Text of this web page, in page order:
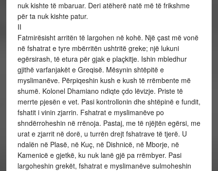
nuk kishte të mbaruar. Deri atëherë natë më të frikshme
për ta nuk kishte patur.
II
Fatmirësisht arritën të largohen në kohë. Një çast më vonë
në fshatrat e tyre mbërritën ushtritë greke; një lukuni
egërsirash, të etura për gjak e plaçkitje. Ishin mbledhur
gjithë varfanjakët e Greqisë. Mësynin shtëpitë e
myslimanëve. Përpiqeshin kush e kush të rrëmbente më
shumë. Kolonel Dhamiano ndiqte çdo lëvizje. Priste të
merrte pjesën e vet. Pasi kontrollonin dhe shtëpinë e fundit,
fshatit i vinin zjarrin. Fshatrat e myslimanëve po
shndërroheshin në rrënoja. Pastaj, me të njëjtën egërsi, me
urat e zjarrit në dorë, u turrën drejt fshatrave të tjerë. U
ndalën në Plasë, në Kuç, në Dishnicë, në Mborje, në
Kamenicë e gjetkë, ku nuk lanë gjë pa rrëmbyer. Pasi
largoheshin grekët, fshatrat e myslimanëve sulmoheshin